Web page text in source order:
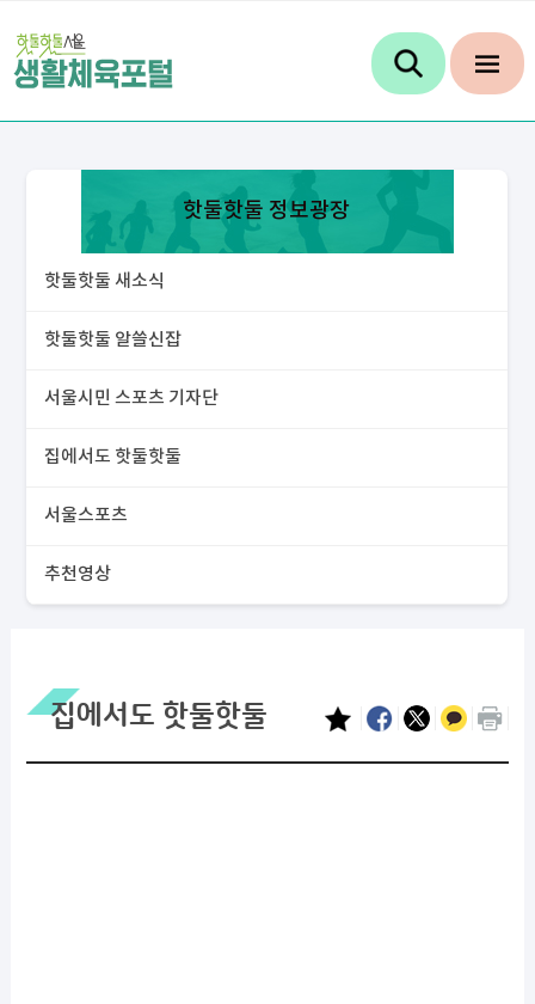
핫둘핫둘 정보광장
핫둘핫둘 새소식
핫둘핫둘 알쓸신잡
서울시민 스포츠 기자단
집에서도 핫둘핫둘
서울스포츠
추천영상
집에서도 핫둘핫둘